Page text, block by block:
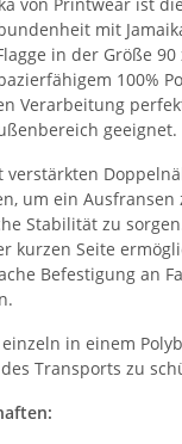
mit
in der Größe 90
100%
Verarbeitung
geeignet.
verstärkten
um ein
Stabilität zu
kurzen Seite
Befestigung an
einzeln in einem
Transports zu